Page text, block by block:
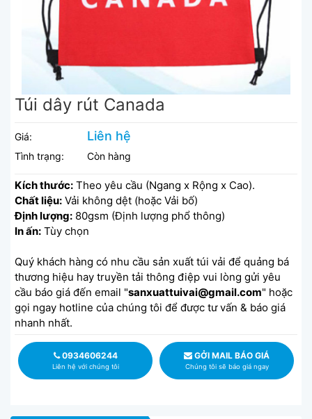
Túi dây rút Canada
Giá: Liên hệ
Tình trạng: Còn hàng
Kích thước: Theo yêu cầu (Ngang x Rộng x Cao).
Chất liệu: Vải không dệt (hoặc Vải bố)
Định lượng: 80gsm (Định lượng phổ thông)
In ấn: Tùy chọn
Quý khách hàng có nhu cầu sản xuất túi vải để quảng bá
thương hiệu hay truyền tải thông điệp vui lòng gửi yêu
cầu báo giá đến email "sanxuattuivai@gmail.com" hoặc
gọi ngay hotline của chúng tôi để được tư vấn & báo giá
nhanh nhất.
0934606244
Liên hệ với chúng tôi
GỞI MAIL BÁO GIÁ
Chúng tôi sẽ báo giá ngay